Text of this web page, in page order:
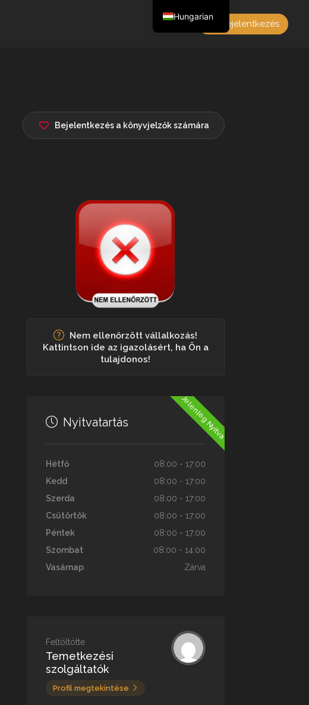
Bejelentkezés
Bejelentkezés a könyvjelzők számára
Nem ellenőrzött vállalkozás!
Kattintson ide az igazolásért, ha Ön a
tulajdonos!
Jelenleg Nyitva
Nyitvatartás
Hétfő
08:00 - 17:00
Kedd
08:00 - 17:00
Szerda
08:00 - 17:00
Csütörtök
08:00 - 17:00
Péntek
08:00 - 17:00
Szombat
08:00 - 14:00
Vasárnap
Zárva
Feltöltötte
Temetkezési
szolgáltatók
Profil megtekintése
Hungarian
English
French